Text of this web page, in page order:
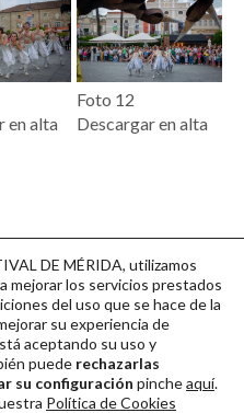
en alta
Foto 12
Descargar en alta
DE MÉRIDA, utilizamos
mejorar los servicios prestados
del uso que se hace de la
su experiencia de
aceptando su uso y
puede rechazarlas
su configuración pincheaquí.
Política de Cookies